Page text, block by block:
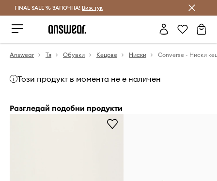
Спестявай с Answear Club
FINAL SALE % ЗАПОЧНА! Виж тук
Answear Тя Обувки Кецове Ниски Converse - Ниски
Този продукт в момента не е наличен
Разгледай подобни продукти